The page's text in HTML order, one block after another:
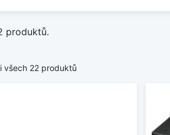
produktů.
všech 22 produktů